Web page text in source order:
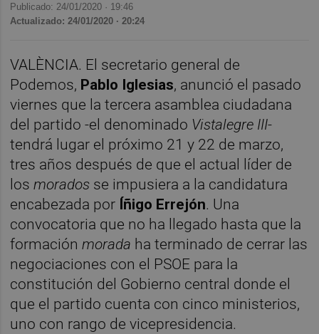
Publicado: 24/01/2020 · 19:46
Actualizado: 24/01/2020 · 20:24
VALÈNCIA. El secretario general de
Podemos, Pablo Iglesias, anunció el pasado
viernes que la tercera asamblea ciudadana
del partido -el denominado Vistalegre III-
tendrá lugar el próximo 21 y 22 de marzo,
tres años después de que el actual líder de
losmorados se impusiera a la candidatura
encabezada por Íñigo Errejón. Una
convocatoria que no ha llegado hasta que la
formaciónmorada ha terminado de cerrar las
negociaciones con el PSOE para la
constitución del Gobierno central donde el
que el partido cuenta con cinco ministerios,
uno con rango de vicepresidencia.